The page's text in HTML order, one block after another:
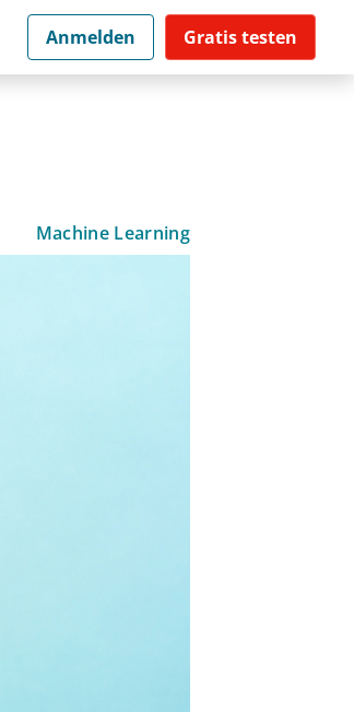
Anmelden Gratis testen
Machine Learning